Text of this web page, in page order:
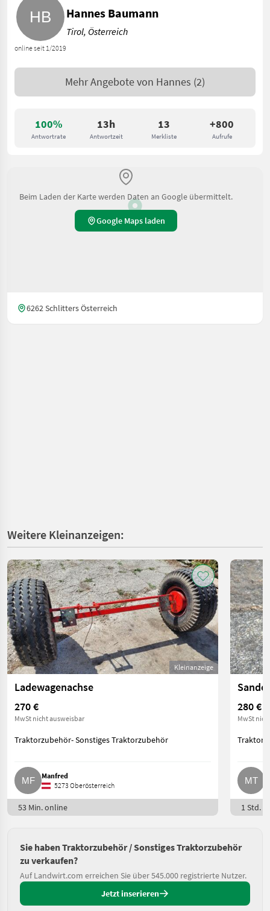
100%
Antwortrate
13h
Antwortzeit
13
Merkliste
+800
Aufrufe
online seit 1/2019
Hannes Baumann
Tirol, Österreich
Mehr Angebote von Hannes (2)
Beim Laden der Karte werden Daten an Google übermittelt.
Google Maps laden
6262 Schlitters Österreich
Weitere Kleinanzeigen:
Kleinanzeige
Ladewagenachse
270 €
MwSt nicht ausweisbar
Traktorzubehör- Sonstiges Traktorzubehör
Manfred
5273 Oberösterreich
53 Min. online
280 €
MwSt
1 Std.
Sie haben Traktorzubehör / Sonstiges Traktorzubehör
zu verkaufen?
Auf Landwirt.com erreichen Sie über 545.000 registrierte Nutzer.
Jetzt inserieren